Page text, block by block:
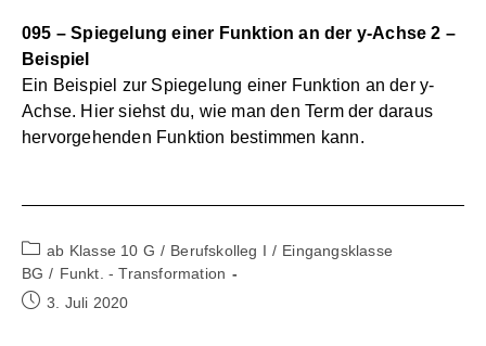
095 – Spiegelung einer Funktion an der y-Achse 2 –
Beispiel
Ein Beispiel zur Spiegelung einer Funktion an der y-
Achse. Hier siehst du, wie man den Term der daraus
hervorgehenden Funktion bestimmen kann.
Beitrags-
Kategorie:
ab Klasse 10 G / Berufskolleg I / Eingangsklasse
BG / Funkt. - Transformation
Beitrag3. Juli 2020